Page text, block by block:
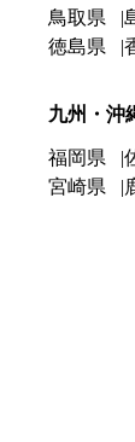
鳥取県
徳島県
九州・沖
福岡県
宮崎県